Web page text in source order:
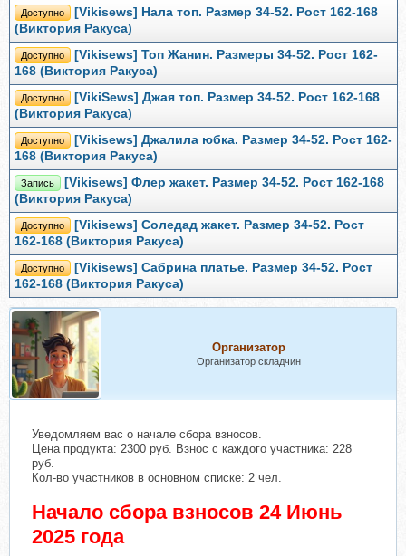
Доступно
[Vikisews] Нала топ. Размер 34-52. Рост 162-168
(Виктория Ракуса)
Доступно
[Vikisews] Топ Жанин. Размеры 34-52. Рост 162-
168 (Виктория Ракуса)
Доступно
[VikiSews] Джая топ. Размер 34-52. Рост 162-168
(Виктория Ракуса)
Доступно
[Vikisews] Джалила юбка. Размер 34-52. Рост 162-
168 (Виктория Ракуса)
Запись
[Vikisews] Флер жакет. Размер 34-52. Рост 162-168
(Виктория Ракуса)
Доступно
[Vikisews] Соледад жакет. Размер 34-52. Рост
162-168 (Виктория Ракуса)
Доступно
[Vikisews] Сабрина платье. Размер 34-52. Рост
162-168 (Виктория Ракуса)
Организатор
Организатор складчин
Уведомляем вас о начале сбора взносов.
Цена продукта: 2300 руб. Взнос с каждого участника: 228
руб.
Кол-во участников в основном списке: 2 чел.
Начало сбора взносов 24 Июнь
2025 года